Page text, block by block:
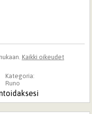
Kaikki oikeudet
Kategoria:
Runo